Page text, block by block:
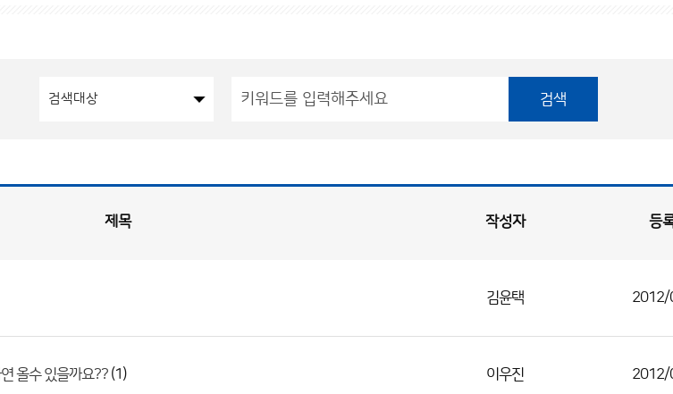
검색
제목 작성자 등
김윤택 2012/
올수 있을까요?? (1) 이우진 2012/